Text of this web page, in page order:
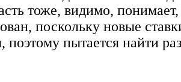
тоже, видимо, понимает,
поскольку новые
поэтому пытается найти